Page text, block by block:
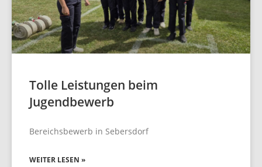
Tolle Leistungen beim
Jugendbewerb
Bereichsbewerb in Sebersdorf
WEITER LESEN »